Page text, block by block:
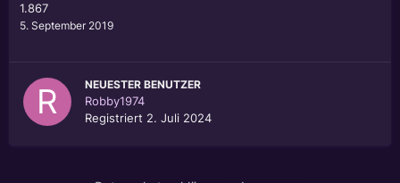
1.867
5. September 2019
NEUESTER BENUTZER
Robby1974
Registriert 2. Juli 2024